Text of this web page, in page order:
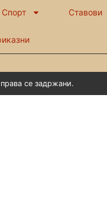
Спорт Ставови
се задржани.